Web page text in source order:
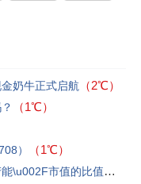
奶牛正式启航 （2℃）
（1℃）
）
（1℃）
诚志股份，最低估的煤制烯烃龙头，产能\u002F市值的比值第一